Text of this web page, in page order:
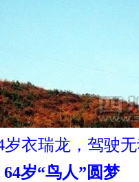
岁衣瑞龙，驾驶
岁“鸟人”圆梦